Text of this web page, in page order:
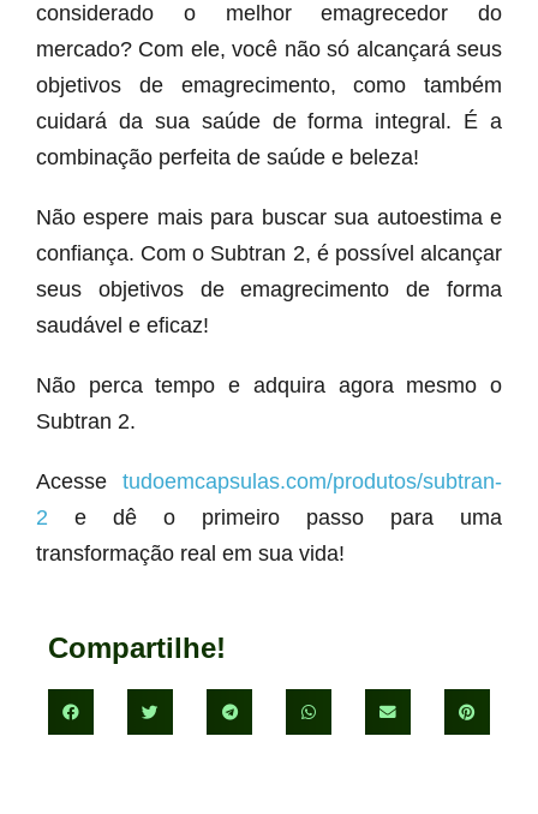
considerado o melhor emagrecedor do
mercado? Com ele, você não só alcançará seus
objetivos de emagrecimento, como também
cuidará da sua saúde de forma integral. É a
combinação perfeita de saúde e beleza!
Não espere mais para buscar sua autoestima e
confiança. Com o Subtran 2, é possível alcançar
seus objetivos de emagrecimento de forma
saudável e eficaz!
Não perca tempo e adquira agora mesmo o
Subtran 2.
Acesse tudoemcapsulas.com/produtos/subtran-
2 e dê o primeiro passo para uma
transformação real em sua vida!
Compartilhe!